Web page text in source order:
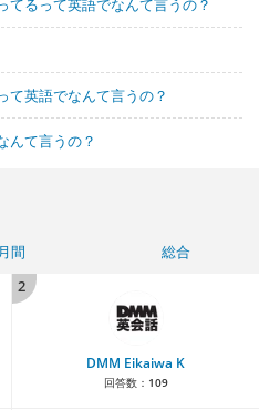
てるって英語でなんて言うの？
て英語でなんて言うの？
んて言うの？
月間
総合
2
DMM Eikaiwa K
回答数： 109